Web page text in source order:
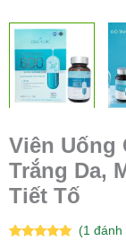
Viên Uống
Trắng Da,
Tiết Tố
(1đánh